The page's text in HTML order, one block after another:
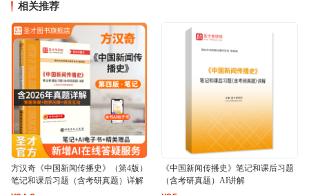
相关推荐
方汉奇《中国新闻传播史》（第4版）
笔记和课后习题（含考研真题）详解
《中国新闻传播史》笔记和课后习题
（含考研真题）AI讲解